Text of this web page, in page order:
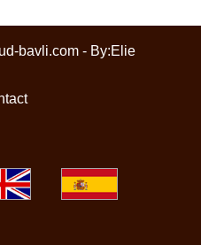
bavli.com - By:Elie